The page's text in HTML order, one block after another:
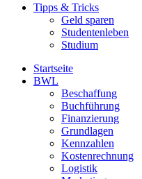
Tipps & Tricks
Geld sparen
Studentenleben
Studium
Startseite
BWL
Beschaffung
Buchführung
Finanzierung
Grundlagen
Kennzahlen
Kostenrechnung
Logistik